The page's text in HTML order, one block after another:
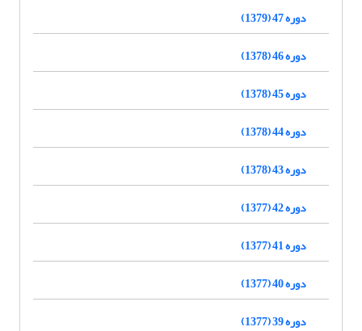
دوره 47 (1379)
دوره 46 (1378)
دوره 45 (1378)
دوره 44 (1378)
دوره 43 (1378)
دوره 42 (1377)
دوره 41 (1377)
دوره 40 (1377)
دوره 39 (1377)